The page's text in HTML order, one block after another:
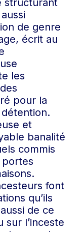
de genre
écrit au
les
pour la
et
banalité
commis
font
qu’ils
de ce
sur l’inceste